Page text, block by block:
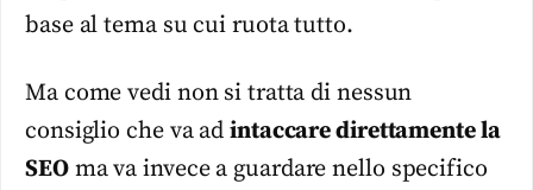
base al tema su cui ruota tutto.
Ma come vedi non si tratta di nessun
consiglio che va ad intaccare direttamente la
SEOma va invece a guardare nello specifico